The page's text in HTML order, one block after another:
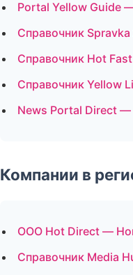
Portal Yellow Guide
Справочник
Справочник Hot
Справочник Yellow
News Portal Direct
Компании в
ООО Hot Direct —
Справочник Media